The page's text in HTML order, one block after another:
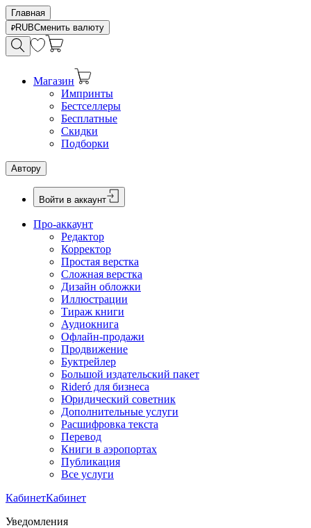
Главная
RUBСменить валюту
Магазин
Импринты
Бестселлеры
Бесплатные
Скидки
Подборки
Автору
Войти в аккаунт
Про-аккаунт
Редактор
Корректор
Простая верстка
Сложная верстка
Дизайн обложки
Иллюстрации
Тираж книги
Аудиокнига
Офлайн-продажи
Продвижение
Буктрейлер
Большой издательский пакет
Rideró для бизнеса
Юридический советник
Дополнительные услуги
Расшифровка текста
Перевод
Книги в аэропортах
Публикация
Все услуги
КабинетКабинет
Уведомления